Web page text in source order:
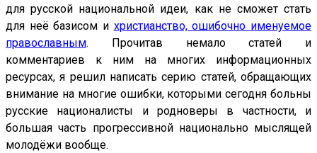
для русской национальной идеи, как не сможет стать
для неё базисом и христианство, ошибочно именуемое
православным. Прочитав немало статей и
комментариев к ним на многих информационных
ресурсах, я решил написать серию статей, обращающих
внимание на многие ошибки, которыми сегодня больны
русские националисты и родноверы в частности, и
большая часть прогрессивной национально мыслящей
молодёжи вообще.